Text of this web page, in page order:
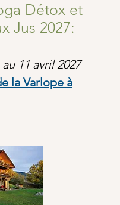
Détox et
Jus 2027:
11 avril 2027
la Varlope à